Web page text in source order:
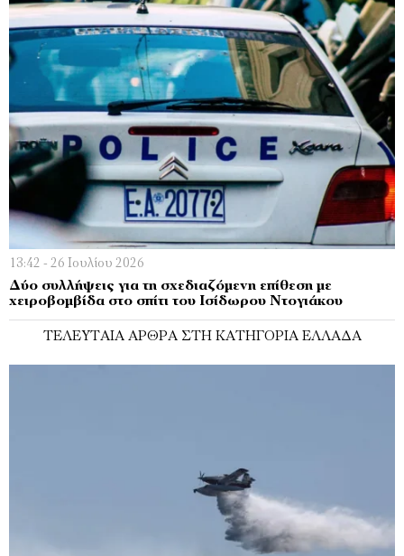
13:42 - 26 Ιουλίου 2026
Δύο συλλήψεις για τη σχεδιαζόμενη επίθεση με
χειροβομβίδα στο σπίτι του Ισίδωρου Ντογιάκου
ΤΕΛΕΥΤΑΊΑ ΆΡΘΡΑ ΣΤΗ ΚΑΤΗΓΟΡΊΑ ΕΛΛΆΔΑ